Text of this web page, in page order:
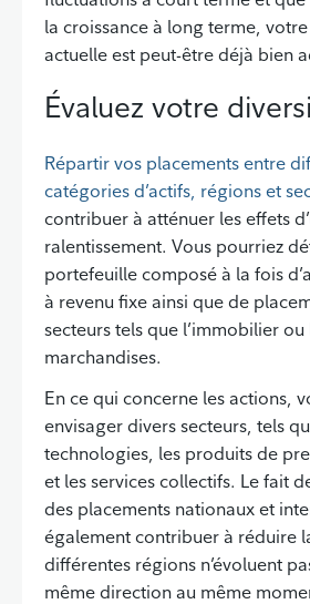
la croissance à long terme,
actuelle est peut-être déjà bien
Évaluez votre
Répartir vos placements entre
catégories d’actifs, régions et
contribuer à atténuer les effets
ralentissement. Vous pourriez
portefeuille composé à la fois
à revenu fixe ainsi que de
secteurs tels que l’immobilier ou
marchandises.
En ce qui concerne les actions,
envisager divers secteurs, tels
technologies, les produits de
et les services collectifs. Le fait
des placements nationaux et
également contribuer à réduire
différentes régions n’évoluent
même direction au même